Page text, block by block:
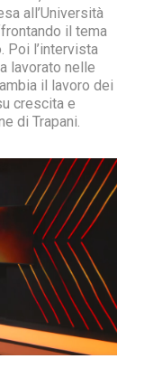
all’Università
il tema
Poi l’intervista
lavorato nelle
il lavoro dei
crescita e
di Trapani.